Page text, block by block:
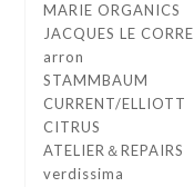
MARIE ORGANICS
JACQUES LE CORRE
arron
STAMMBAUM
CURRENT/ELLIOTT
CITRUS
ATELIER＆REPAIRS
verdissima